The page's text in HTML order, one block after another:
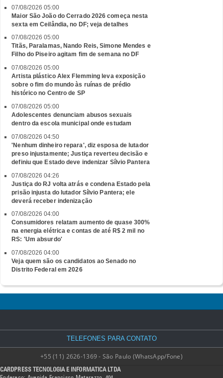
07/08/2026 05:00
Maior São João do Cerrado 2026 começa nesta
sexta em Ceilândia, no DF; veja detalhes
07/08/2026 05:00
Titãs, Paralamas, Nando Reis, Simone Mendes e
Filho do Piseiro agitam fim de semana no DF
07/08/2026 05:00
Artista plástico Alex Flemming leva exposição
sobre o fim do mundo às ruínas de prédio
histórico no Centro de SP
07/08/2026 05:00
Adolescentes denunciam abusos sexuais
dentro da escola municipal onde estudam
07/08/2026 04:50
'Nenhum dinheiro repara', diz esposa de lutador
preso injustamente; Justiça reverteu decisão e
definiu que Estado deve indenizar Sílvio Pantera
07/08/2026 04:26
Justiça do RJ volta atrás e condena Estado pela
prisão injusta do lutador Sílvio Pantera; ele
deverá receber indenização
07/08/2026 04:00
Consumidores relatam aumento de quase 300%
na energia elétrica e contas de até R$ 2 mil no
RS: 'Um absurdo'
07/08/2026 04:00
Veja quem são os candidatos ao Senado no
Distrito Federal em 2026
TELEFONES PARA CONTATO
+55 (11) 2626-1369 - São Paulo (WhatsApp/Fone)
CARDPRESS TECNOLOGIA E INFORMATICA LTDA